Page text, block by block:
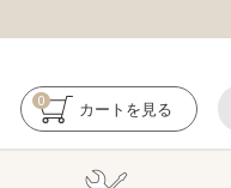
カート を見る
0